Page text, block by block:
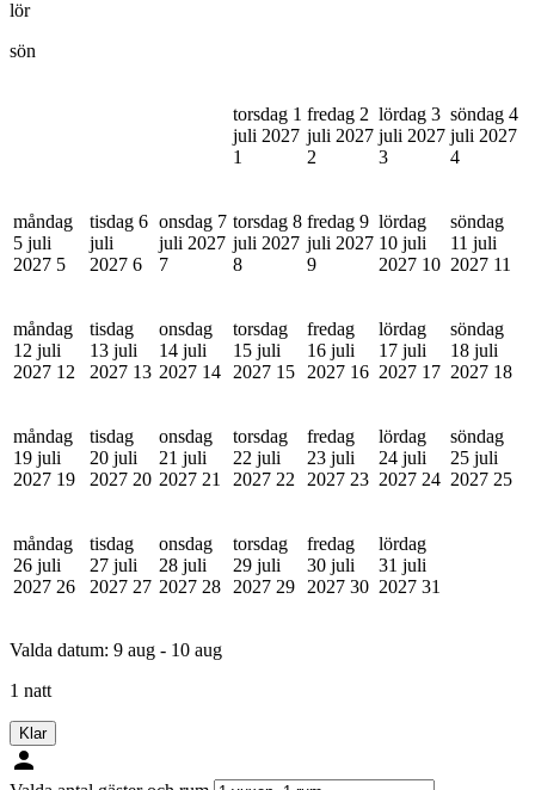
lör
sön
torsdag 1
juli 2027
1
fredag 2
juli 2027
2
lördag 3
juli 2027
3
söndag 4
juli 2027
4
måndag
5 juli
2027 5
tisdag 6
juli
2027 6
onsdag 7
juli 2027
7
torsdag 8
juli 2027
8
fredag 9
juli 2027
9
lördag
10 juli
2027 10
söndag
11 juli
2027 11
måndag
12 juli
2027 12
tisdag
13 juli
2027 13
onsdag
14 juli
2027 14
torsdag
15 juli
2027 15
fredag
16 juli
2027 16
lördag
17 juli
2027 17
söndag
18 juli
2027 18
måndag
19 juli
2027 19
tisdag
20 juli
2027 20
onsdag
21 juli
2027 21
torsdag
22 juli
2027 22
fredag
23 juli
2027 23
lördag
24 juli
2027 24
söndag
25 juli
2027 25
måndag
26 juli
2027 26
tisdag
27 juli
2027 27
onsdag
28 juli
2027 28
torsdag
29 juli
2027 29
fredag
30 juli
2027 30
lördag
31 juli
2027 31
Valda datum: 9 aug - 10 aug
1 natt
Klar